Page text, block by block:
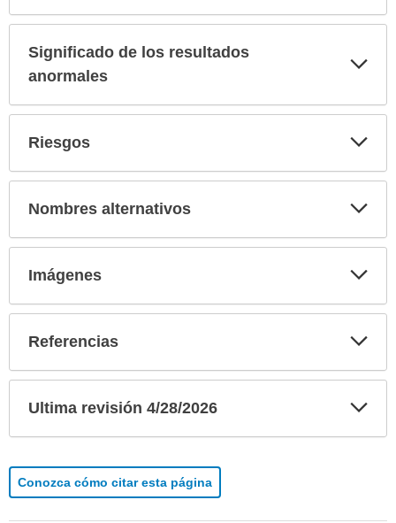
Significado de los resultados
anormales
Riesgos
Nombres alternativos
Imágenes
Referencias
Ultima revisión 4/28/2026
Conozca cómo citar esta página